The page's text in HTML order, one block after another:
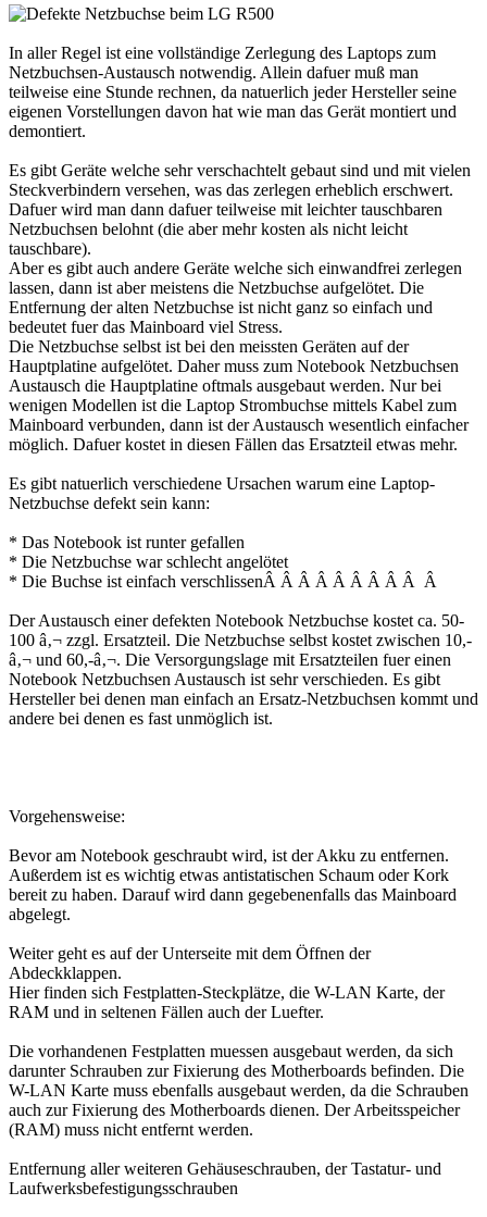
In aller Regel ist eine vollständige Zerlegung des Laptops zum
Netzbuchsen-Austausch notwendig. Allein dafuer muß man
teilweise eine Stunde rechnen, da natuerlich jeder Hersteller seine
eigenen Vorstellungen davon hat wie man das Gerät montiert und
demontiert.
Es gibt Geräte welche sehr verschachtelt gebaut sind und mit vielen
Steckverbindern versehen, was das zerlegen erheblich erschwert.
Dafuer wird man dann dafuer teilweise mit leichter tauschbaren
Netzbuchsen belohnt (die aber mehr kosten als nicht leicht
tauschbare).
Aber es gibt auch andere Geräte welche sich einwandfrei zerlegen
lassen, dann ist aber meistens die Netzbuchse aufgelötet. Die
Entfernung der alten Netzbuchse ist nicht ganz so einfach und
bedeutet fuer das Mainboard viel Stress.
Die Netzbuchse selbst ist bei den meissten Geräten auf der
Hauptplatine aufgelötet. Daher muss zum Notebook Netzbuchsen
Austausch die Hauptplatine oftmals ausgebaut werden. Nur bei
wenigen Modellen ist die Laptop Strombuchse mittels Kabel zum
Mainboard verbunden, dann ist der Austausch wesentlich einfacher
möglich. Dafuer kostet in diesen Fällen das Ersatzteil etwas mehr.
Es gibt natuerlich verschiedene Ursachen warum eine Laptop-
Netzbuchse defekt sein kann:
* Das Notebook ist runter gefallen
* Die Netzbuchse war schlecht angelötet
* Die Buchse ist einfach verschlissenÂ Â Â Â Â Â Â Â Â Â
Der Austausch einer defekten Notebook Netzbuchse kostet ca. 50-
100 â‚¬ zzgl. Ersatzteil. Die Netzbuchse selbst kostet zwischen 10,-
â‚¬ und 60,-â‚¬. Die Versorgungslage mit Ersatzteilen fuer einen
Notebook Netzbuchsen Austausch ist sehr verschieden. Es gibt
Hersteller bei denen man einfach an Ersatz-Netzbuchsen kommt und
andere bei denen es fast unmöglich ist.
Vorgehensweise:
Bevor am Notebook geschraubt wird, ist der Akku zu entfernen.
Außerdem ist es wichtig etwas antistatischen Schaum oder Kork
bereit zu haben. Darauf wird dann gegebenenfalls das Mainboard
abgelegt.
Weiter geht es auf der Unterseite mit dem Öffnen der
Abdeckklappen.
Hier finden sich Festplatten-Steckplätze, die W-LAN Karte, der
RAM und in seltenen Fällen auch der Luefter.
Die vorhandenen Festplatten muessen ausgebaut werden, da sich
darunter Schrauben zur Fixierung des Motherboards befinden. Die
W-LAN Karte muss ebenfalls ausgebaut werden, da die Schrauben
auch zur Fixierung des Motherboards dienen. Der Arbeitsspeicher
(RAM) muss nicht entfernt werden.
Entfernung aller weiteren Gehäuseschrauben, der Tastatur- und
Laufwerksbefestigungsschrauben